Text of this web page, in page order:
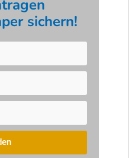
sichern!